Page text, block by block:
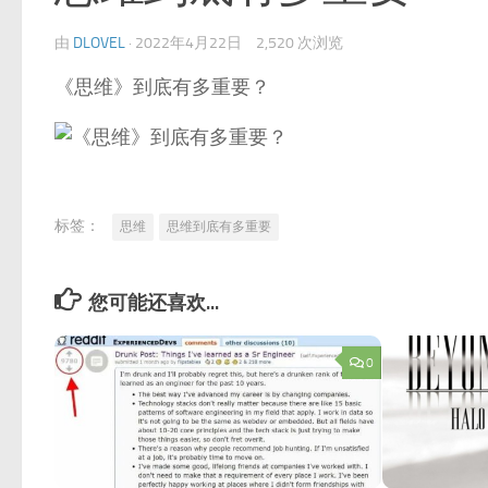
由 DLOVEL · 2022年4月22日 2,520 次浏览
《思维》到底有多重要？
标签： 思维 思维到底有多重要
您可能还喜欢...
0